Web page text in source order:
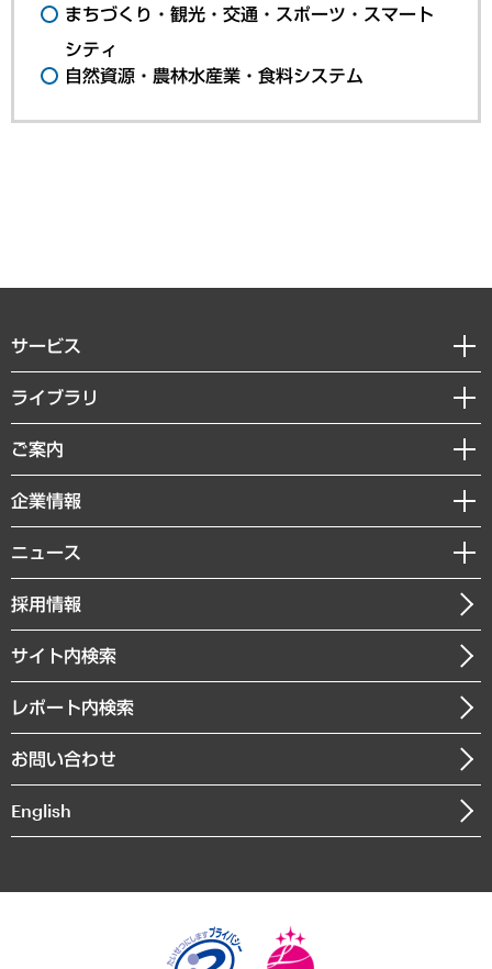
まちづくり・観光・交通・スポーツ・スマート
シティ
自然資源・農林水産業・食料システム
サービス
経営戦略
組織・人事戦略
デジタルイノベーション
共生・ダイバーシティ
GRC（ガバナンス・リスク・コンプライアンス）・防災（政策）
経済・産業・雇用・労働
まちづくり・観光・交通・スポーツ・スマートシティ
自然資源・農林水産業・食料システム
ライブラリ
経済調査
レポート
コラム
経営用語集
受託・受注実績（官公庁関連）
メディア掲載・出演
ご案内
セミナー・イベント情報
MUFGビジネスセミナー
受託案件情報
企業情報
私たちの想い
社長メッセージ
会社概要
沿革
組織図・本部部室紹介
インドネシア現地法人
個人情報保護方針
ニュース
ニュースリリース
お知らせ
採用情報
サイト内検索
レポート内検索
お問い合わせ
English